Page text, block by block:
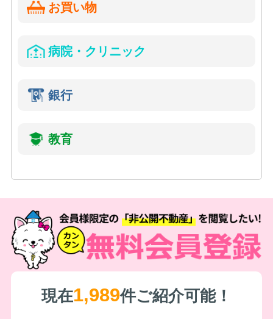
お買い物
病院・クリニック
銀行
教育
現在1,989件ご紹介可能！